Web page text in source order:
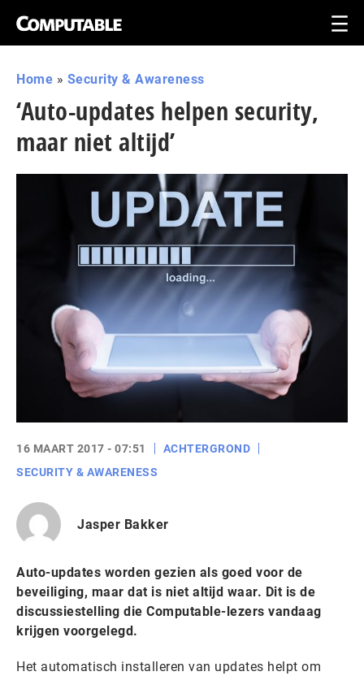
Home » Security & Awareness
‘Auto-updates helpen security,
maar niet altijd’
16 MAART 2017 - 07:51
ACHTERGROND
SECURITY & AWARENESS
Jasper Bakker
Auto-updates worden gezien als goed voor de
beveiliging, maar dat is niet altijd waar. Dit is de
discussiestelling die Computable-lezers vandaag
krijgen voorgelegd.
Het automatisch installeren van updates helpt om